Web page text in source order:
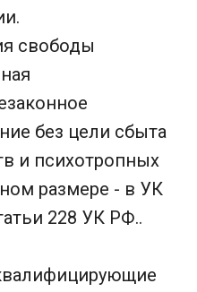
свободы
без цели сбыта
и психотропных
размере - в УК
228 УК РФ..